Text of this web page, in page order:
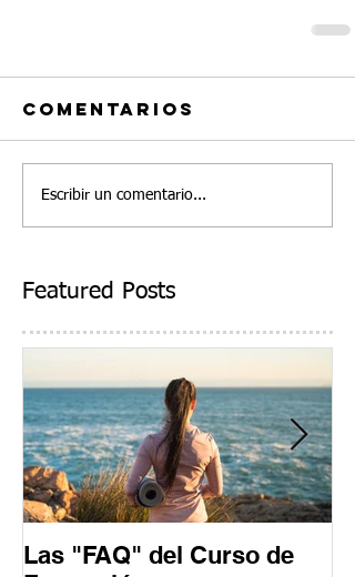
Comentarios
Escribir un comentario...
Featured Posts
Las "FAQ" del Curso de